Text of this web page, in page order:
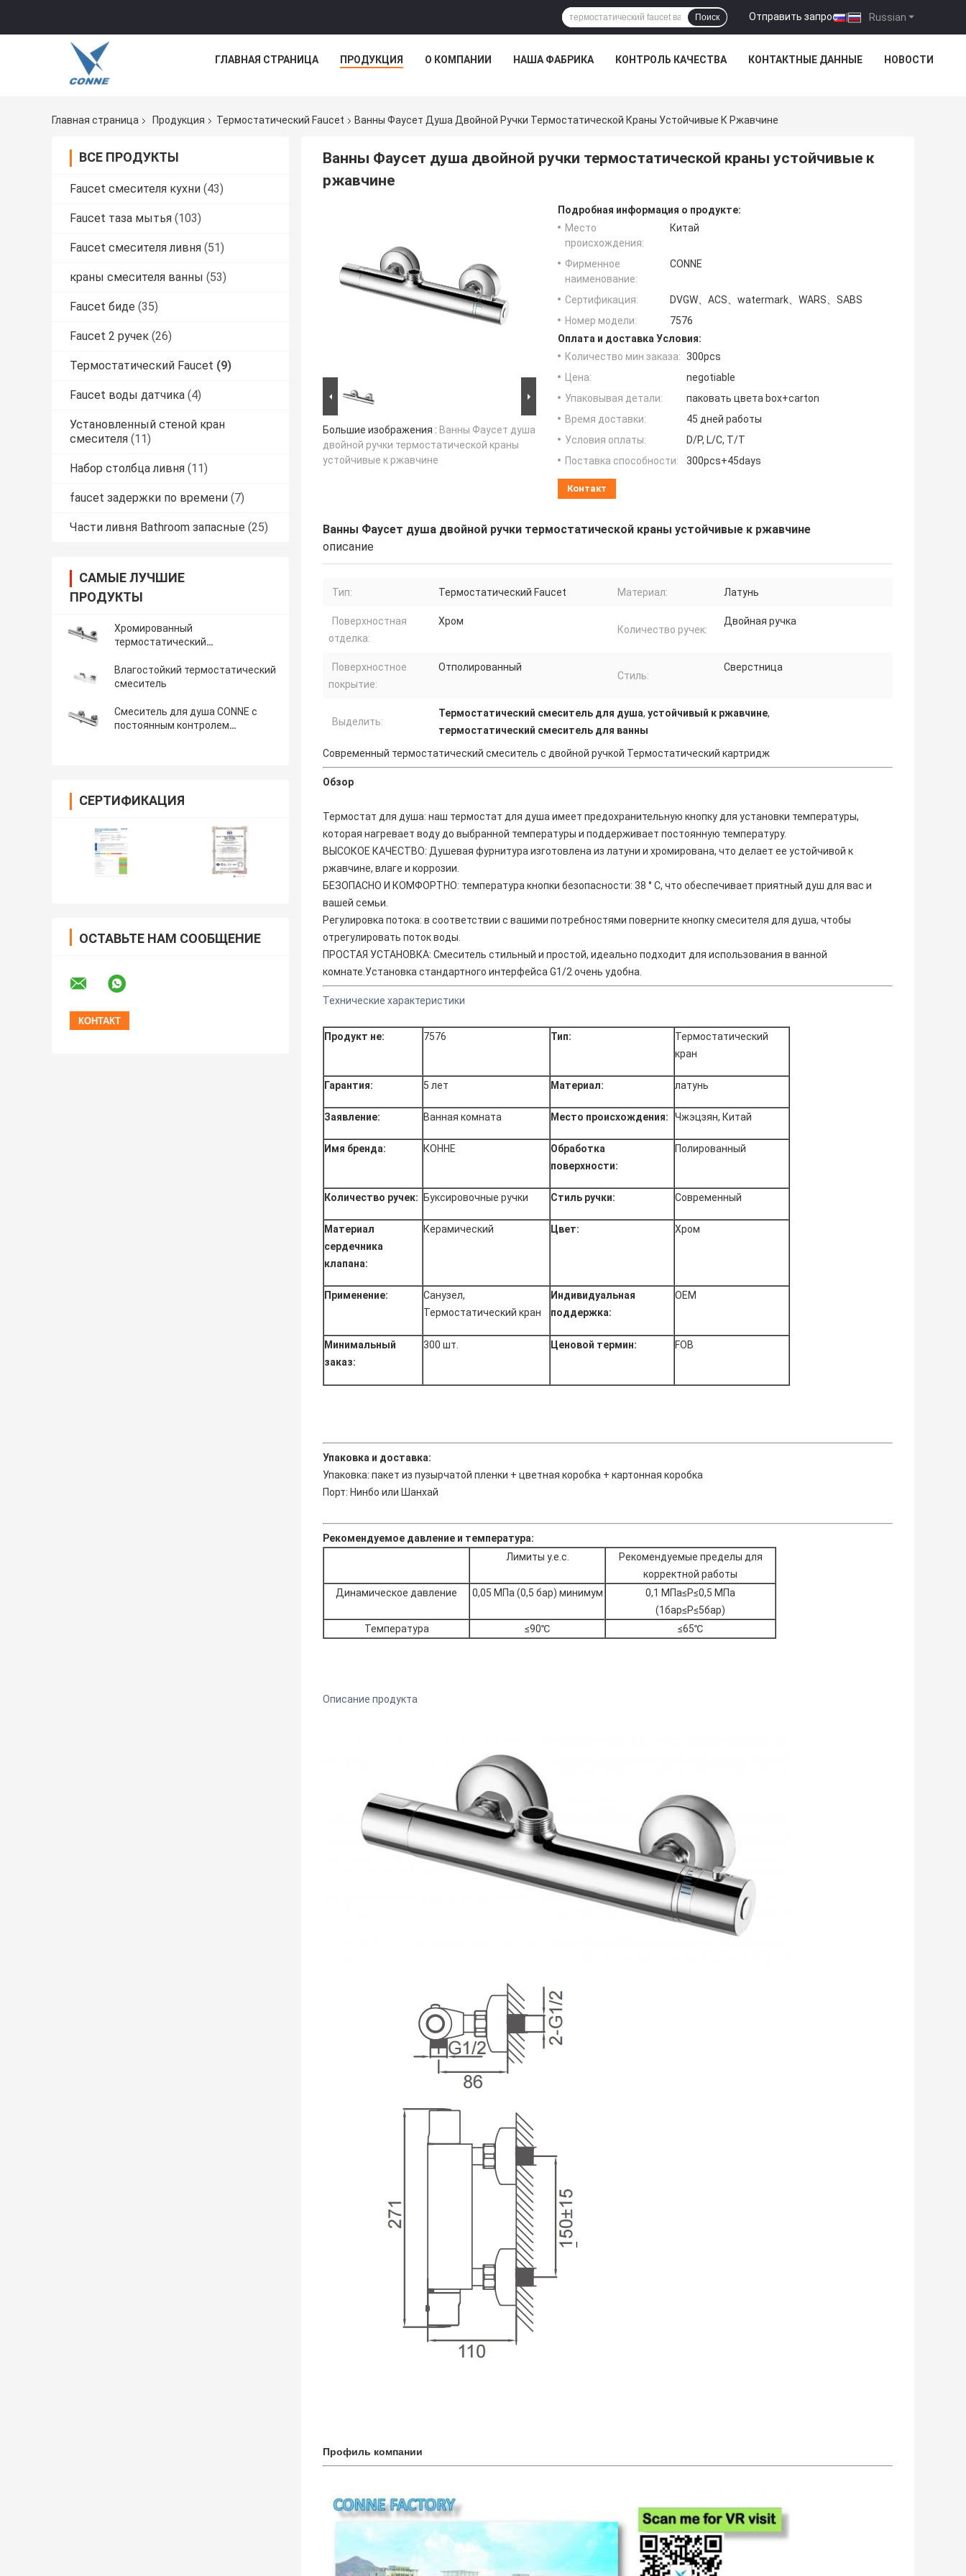
Russian
Отправить запрос |
Поиск
ГЛАВНАЯ СТРАНИЦА ПРОДУКЦИЯ О КОМПАНИИ НАША ФАБРИКА КОНТРОЛЬ КАЧЕСТВА КОНТАКТНЫЕ ДАННЫЕ НОВОСТИ
Главная страница Продукция Термостатический Faucet Ванны Фаусет Душа Двойной Ручки Термостатической Краны Устойчивые К Ржавчине
ВСЕ ПРОДУКТЫ
Faucet смесителя кухни (43)
Faucet таза мытья (103)
Faucet смесителя ливня (51)
краны смесителя ванны (53)
Faucet биде (35)
Faucet 2 ручек (26)
Термостатический Faucet (9)
Faucet воды датчика (4)
Установленный стеной кран
смесителя (11)
Набор столбца ливня (11)
faucet задержки по времени (7)
Части ливня Bathroom запасные (25)
САМЫЕ ЛУЧШИЕ
ПРОДУКТЫ
Хромированный
термостатический
Влагостойкий термостатический
смеситель
Смеситель для душа CONNE с
постоянным контролем
СЕРТИФИКАЦИЯ
ОСТАВЬТЕ НАМ СООБЩЕНИЕ
Ванны Фаусет душа двойной ручки термостатической краны устойчивые к
ржавчине
Большие изображения : Ванны Фаусет душа
двойной ручки термостатической краны
устойчивые к ржавчине
Подробная информация о продукте:
Место
происхождения:
Китай
Фирменное
наименование:
CONNE
Сертификация:
DVGW、ACS、watermark、WARS、SABS
Номер модели:
7576
Оплата и доставка Условия:
Количество мин заказа: 300pcs
Цена:
negotiable
Упаковывая детали:
паковать цвета box+carton
Время доставки:
45 дней работы
Условия оплаты:
D/P, L/C, T/T
Поставка способности:
300pcs+45days
Контакт
Ванны Фаусет душа двойной ручки термостатической краны устойчивые к ржавчине
описание
Тип: Термостатический Faucet Материал: Латунь
Поверхностная
отделка:
Хром
Количество ручек:
Двойная ручка
Поверхностное
покрытие:
Отполированный
Стиль:
Сверстница
Выделить:
Термостатический смеситель для душа, устойчивый к ржавчине,
термостатический смеситель для ванны
Современный термостатический смеситель с двойной ручкой Термостатический картридж
Обзор
Термостат для душа: наш термостат для душа имеет предохранительную кнопку для установки температуры,
которая нагревает воду до выбранной температуры и поддерживает постоянную температуру.
ВЫСОКОЕ КАЧЕСТВО: Душевая фурнитура изготовлена ​​из латуни и хромирована, что делает ее устойчивой к
ржавчине, влаге и коррозии.
БЕЗОПАСНО И КОМФОРТНО: температура кнопки безопасности: 38 ° C, что обеспечивает приятный душ для вас и
вашей семьи.
Регулировка потока: в соответствии с вашими потребностями поверните кнопку смесителя для душа, чтобы
отрегулировать поток воды.
ПРОСТАЯ УСТАНОВКА: Смеситель стильный и простой, идеально подходит для использования в ванной
комнате.Установка стандартного интерфейса G1/2 очень удобна.
Технические характеристики
Продукт не: 7576 Тип:
Термостатический
кран
Гарантия: 5 лет Материал: латунь
Заявление: Ванная комната Место происхождения: Чжэцзян, Китай
Имя бренда: КОННЕ
Обработка
поверхности:
Полированный
Количество ручек: Буксировочные ручки Стиль ручки: Современный
Материал
сердечника
клапана:
Керамический Цвет: Хром
Применение:
Санузел,
Термостатический кран
Индивидуальная
поддержка:
ОЕМ
Минимальный
заказ:
300 шт. Ценовой термин: FOB
Упаковка и доставка:
Упаковка: пакет из пузырчатой ​​пленки + цветная коробка + картонная коробка
Порт: Нинбо или Шанхай
Рекомендуемое давление и температура:
Лимиты у.е.с.
Рекомендуемые пределы для
корректной работы
Динамическое давление
0,05 МПа (0,5 бар) минимум
0,1 МПа≤P≤0,5 МПа
(1бар≤P≤5бар)
Температура
≤90℃ ≤65℃
Описание продукта
Профиль компании